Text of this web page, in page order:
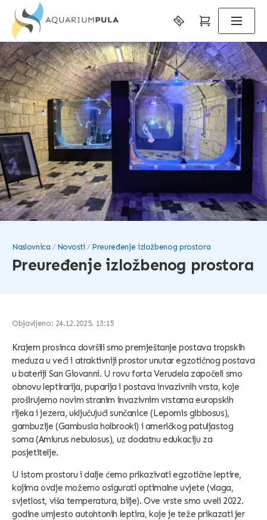
Preuređenje izložbenog prostora
Naslovnica Novosti Preuređenje izložbenog prostora
Objavljeno: 24.12.2025. 13:15
Krajem prosinca dovršili smo premještanje postava tropskih
meduza u veći i atraktivniji prostor unutar egzotičnog postava
u bateriji San Giovanni. U rovu forta Verudela započeli smo
obnovu leptirarija, puparija i postava invazivnih vrsta, koje
proširujemo novim stranim invazivnim vrstama europskih
rijeka i jezera, uključujući sunčanice (Lepomis gibbosus),
gambuzije (Gambusia holbrooki) i američkog patuljastog
soma (Amiurus nebulosus), uz dodatnu edukaciju za
posjetitelje.
U istom prostoru i dalje ćemo prikazivati egzotične leptire,
kojima ovdje možemo osigurati optimalne uvjete (vlaga,
svjetlost, viša temperatura, bilje). Ove vrste smo uveli 2022.
godine umjesto autohtonih leptira, koje je teže prikazati jer